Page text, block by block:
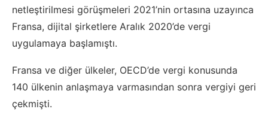
netleştirilmesi görüşmeleri 2021’nin ortasına uzayınca
Fransa, dijital şirketlere Aralık 2020’de vergi
uygulamaya başlamıştı.
Fransa ve diğer ülkeler, OECD’de vergi konusunda
140 ülkenin anlaşmaya varmasından sonra vergiyi geri
çekmişti.